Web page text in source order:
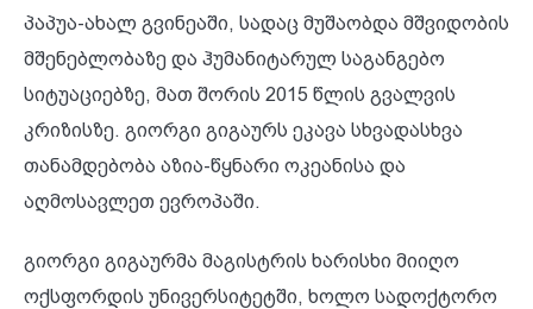
პაპუა-ახალ გვინეაში, სადაც მუშაობდა მშვიდობის
მშენებლობაზე და ჰუმანიტარულ საგანგებო
სიტუაციებზე, მათ შორის 2015 წლის გვალვის
კრიზისზე. გიორგი გიგაურს ეკავა სხვადასხვა
თანამდებობა აზია-წყნარი ოკეანისა და
აღმოსავლეთ ევროპაში.
გიორგი გიგაურმა მაგისტრის ხარისხი მიიღო
ოქსფორდის უნივერსიტეტში, ხოლო სადოქტორო